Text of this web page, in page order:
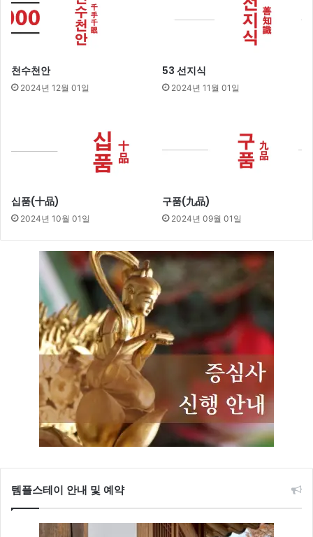
천수천안
2024년 12월 01일
53 선지식
2024년 11월 01일
십품(十品)
2024년 10월 01일
구품(九品)
2024년 09월 01일
템플스테이 안내 및 예약